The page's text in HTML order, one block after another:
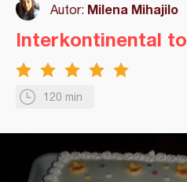
Autor: Milena Mihajilo
120 min
Interkontinental